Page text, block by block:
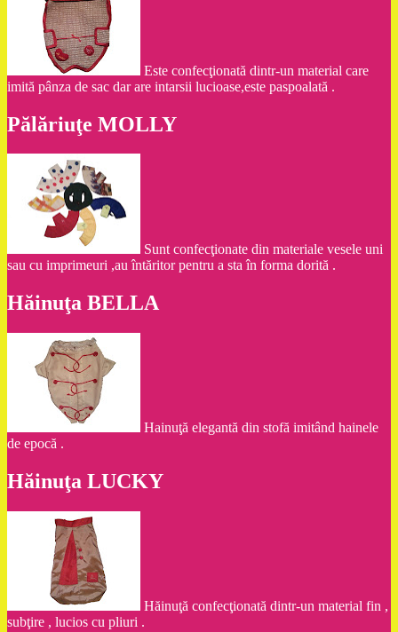
Este confecţionată dintr-un material care
imită pânza de sac dar are intarsii lucioase,este paspoalată .
Pălăriuţe MOLLY
Sunt confecţionate din materiale vesele uni
sau cu imprimeuri ,au întăritor pentru a sta în forma dorită .
Hăinuţa BELLA
Hainuţă elegantă din stofă imitând hainele
de epocă .
Hăinuţa LUCKY
Hăinuţă confecţionată dintr-un material fin ,
subţire , lucios cu pliuri .